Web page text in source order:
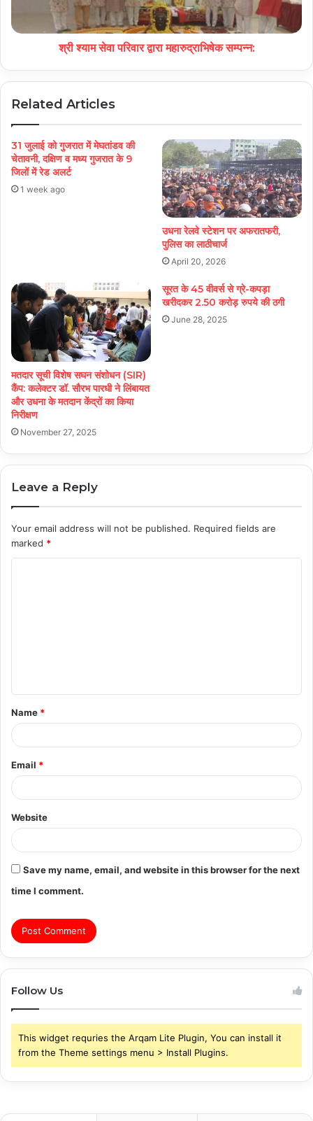
श्री श्याम सेवा परिवार द्वारा महारुद्राभिषेक सम्पन्न:
Related Articles
31 जुलाई को गुजरात में मेघतांडव की
चेतावनी, दक्षिण व मध्य गुजरात के 9
जिलों में रेड अलर्ट
1 week ago
उधना रेलवे स्टेशन पर अफरातफरी,
पुलिस का लाठीचार्ज
April 20, 2026
मतदार सूची विशेष सघन संशोधन (SIR)
कैंप: कलेक्टर डॉ. सौरभ पारधी ने लिंबायत
और उधना के मतदान केंद्रों का किया
निरीक्षण
November 27, 2025
सूरत के 45 वीवर्स से ग्रे-कपड़ा
खरीदकर 2.50 करोड़ रुपये की ठगी
June 28, 2025
Leave a Reply
Your email address will not be published. Required fields are
marked *
t
*
Name *
Email *
Website
Save my name, email, and website in this browser for the next
time I comment.
Follow Us
This widget requries the Arqam Lite Plugin, You can install it
from the Theme settings menu > Install Plugins.